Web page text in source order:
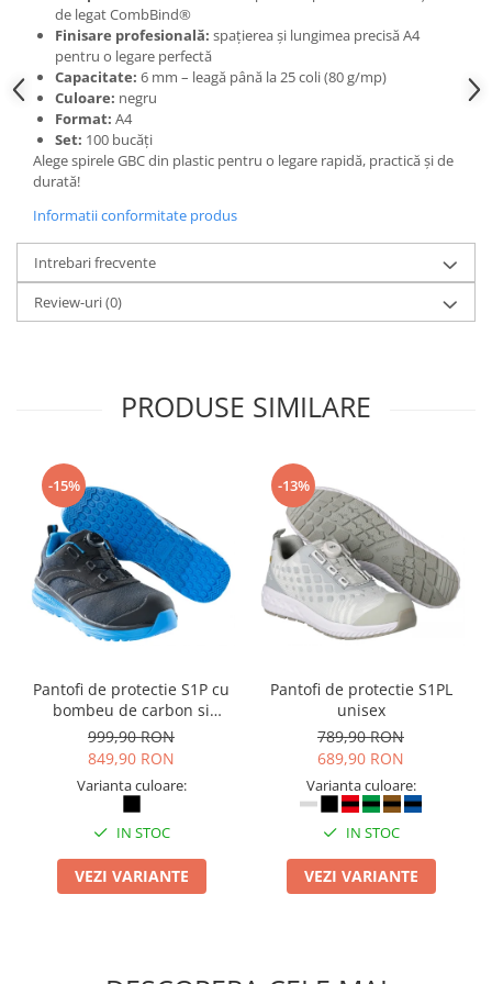
Camasi
Pantaloni
Pantaloni cu pieptar
Hanorace
Jachete
Impermeabile
Veste
Reflectorizante
Incaltaminte de lucru si protectie
Incaltaminte de oras si munte
Echipamente medicale
Accesorii pentru protectia capului
Ochelari de protectie si viziere
Masti de protectie respiratorie
Sepci, caciuli si esarfe
Pachete promotionale
Accesorii pentru protectia muncii
Sosete de lucru
Diverse accesorii
Articole de unica folosinta
Copii - tricouri si hanorace
Comunicare si prezentare
Ecrane Interactive
Sisteme de afisare
de legat CombBind®
Finisare profesională: spațierea și lungimea precisă A4
pentru o legare perfectă
Capacitate: 6 mm – leagă până la 25 coli (80 g/mp)
Culoare: negru
Format: A4
Set: 100 bucăți
Alege spirele GBC din plastic pentru o legare rapidă, practică și de
durată!
Informatii conformitate produs
Intrebari frecvente
Review-uri(0)
PRODUSE SIMILARE
-15%
Pantofi de protectie S1P cu
bombeu de carbon si
inchidere BOAÂ® Fit
999,90 RON
849,90 RON
Varianta culoare:
IN STOC
VEZI VARIANTE
-13%
Pantofi de protectie S1PL
unisex
789,90 RON
689,90 RON
Varianta culoare:
IN STOC
VEZI VARIANTE